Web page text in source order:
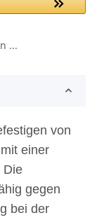
...
von
einer
Die
gegen
bei der